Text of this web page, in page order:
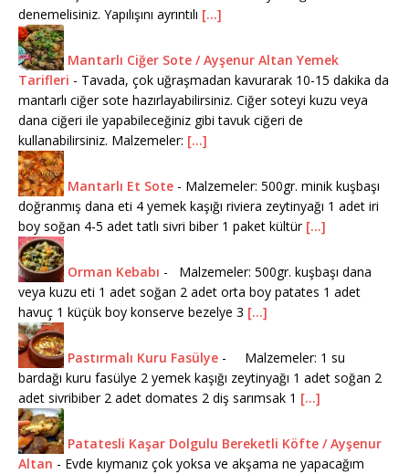
denemelisiniz. Yapılışını ayrıntılı [...]
Mantarlı Ciğer Sote / Ayşenur Altan Yemek
Tarifleri - Tavada, çok uğraşmadan kavurarak 10-15 dakika da
mantarlı ciğer sote hazırlayabilirsiniz. Ciğer soteyi kuzu veya
dana ciğeri ile yapabileceğiniz gibi tavuk ciğeri de
kullanabilirsiniz. Malzemeler: [...]
Mantarlı Et Sote - Malzemeler: 500gr. minik kuşbaşı
doğranmış dana eti 4 yemek kaşığı riviera zeytinyağı 1 adet iri
boy soğan 4-5 adet tatlı sivri biber 1 paket kültür [...]
Orman Kebabı -
Malzemeler: 500gr. kuşbaşı dana
veya kuzu eti 1 adet soğan 2 adet orta boy patates 1 adet
havuç 1 küçük boy konserve bezelye 3 [...]
Pastırmalı Kuru Fasülye -
Malzemeler: 1 su
bardağı kuru fasülye 2 yemek kaşığı zeytinyağı 1 adet soğan 2
adet sivribiber 2 adet domates 2 diş sarımsak 1 [...]
Patatesli Kaşar Dolgulu Bereketli Köfte / Ayşenur
Altan - Evde kıymanız çok yoksa ve akşama ne yapacağım